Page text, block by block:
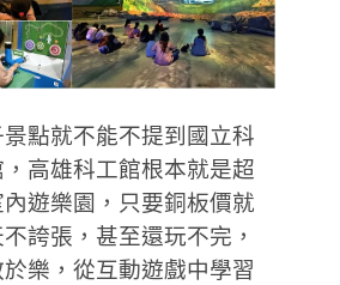
點就不能不提到國立科
高雄科工館根本就是超
遊樂園，只要銅板價就
誇張，甚至還玩不完，
樂，從互動遊戲中學習